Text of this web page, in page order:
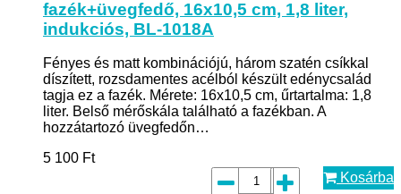
fazék+üvegfedő, 16x10,5 cm, 1,8 liter,
indukciós, BL-1018A
Fényes és matt kombinációjú, három szatén csíkkal
díszített, rozsdamentes acélból készült edénycsalád
tagja ez a fazék. Mérete: 16x10,5 cm, űrtartalma: 1,8
liter. Belső mérőskála található a fazékban. A
hozzátartozó üvegfedőn…
5 100 Ft
Kosárba